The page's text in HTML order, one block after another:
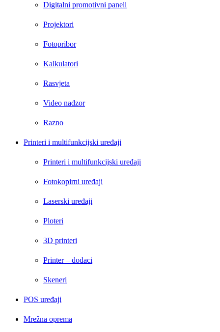
Digitalni promotivni paneli
Projektori
Fotopribor
Kalkulatori
Rasvjeta
Video nadzor
Razno
Printeri i multifunkcijski uređaji
Printeri i multifunkcijski uređaji
Fotokopirni uređaji
Laserski uređaji
Ploteri
3D printeri
Printer – dodaci
Skeneri
POS uređaji
Mrežna oprema